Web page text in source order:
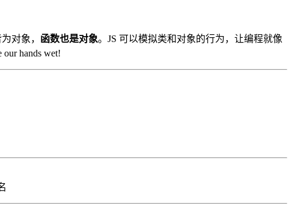
对象， 函数也是对象。JS 可以模拟类和对象的行为，让编程就像
hands wet!